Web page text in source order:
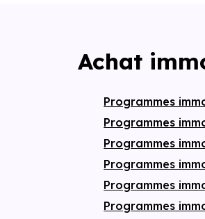
Achat
Programmes
Programmes
Programmes
Programmes
Programmes
Programmes